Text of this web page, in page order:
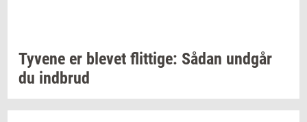
Ty­ve­ne er ble­vet flit­ti­ge: Sådan und­går
du ind­brud